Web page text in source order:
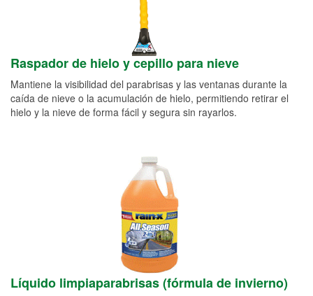
Raspador de hielo y cepillo para nieve
Mantiene la visibilidad del parabrisas y las ventanas durante la
caída de nieve o la acumulación de hielo, permitiendo retirar el
hielo y la nieve de forma fácil y segura sin rayarlos.
Líquido limpiaparabrisas (fórmula de invierno)